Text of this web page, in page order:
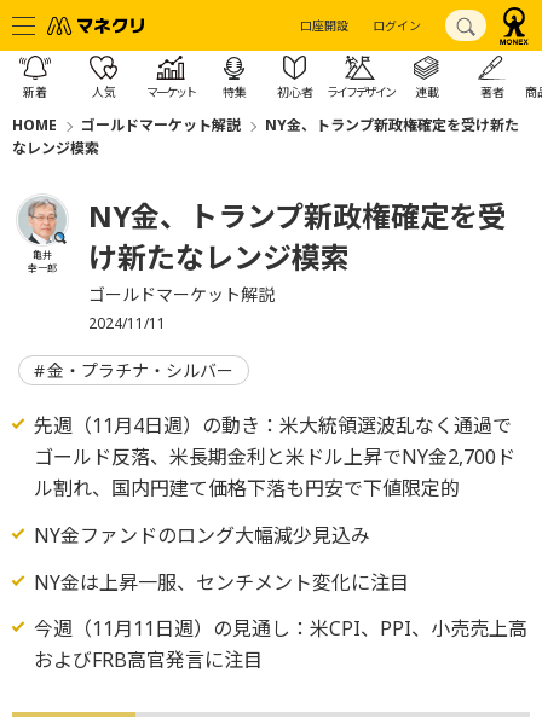
口座開設 ログイン
新着 人気 マーケット 特集 初心者 ライフデザイン 連載 著者 商
HOME ゴールドマーケット解説
NY金、トランプ新政権確定を受け新た
なレンジ模索
亀井
幸一郎
NY金、トランプ新政権確定を受
け新たなレンジ模索
ゴールドマーケット解説
2024/11/11
金・プラチナ・シルバー
先週（11月4日週）の動き：米大統領選波乱なく通過で
ゴールド反落、米長期金利と米ドル上昇でNY金2,700ド
ル割れ、国内円建て価格下落も円安で下値限定的
NY金ファンドのロング大幅減少見込み
NY金は上昇一服、センチメント変化に注目
今週（11月11日週）の見通し：米CPI、PPI、小売売上高
およびFRB高官発言に注目